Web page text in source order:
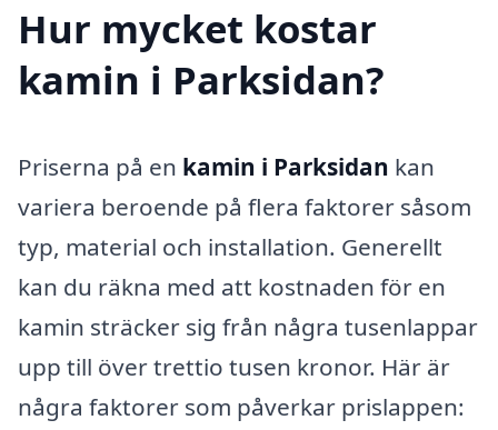
Hur mycket kostar
kamin i Parksidan?
Priserna på en kamin i Parksidan kan
variera beroende på flera faktorer såsom
typ, material och installation. Generellt
kan du räkna med att kostnaden för en
kamin sträcker sig från några tusenlappar
upp till över trettio tusen kronor. Här är
några faktorer som påverkar prislappen: